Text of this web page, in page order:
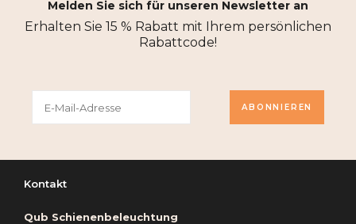
Melden Sie sich für unseren Newsletter an
Erhalten Sie 15 % Rabatt mit Ihrem persönlichen
Rabattcode!
ABONNIEREN
Kontakt
Qub Schienenbeleuchtung